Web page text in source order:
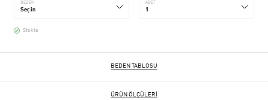
BEDEN ADET
Stokta
BEDEN TABLOSU
ÜRÜN ÖLÇÜLERI